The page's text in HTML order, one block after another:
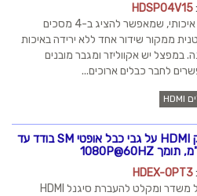
מפצל איכותי, שמאפשר להציג ב-4 מסכים
באיכות
מובנים
מרחיק HDMI על גבי כבל אופטי SM בודד עד
סט של משדר ומקלט להעברת סיגנל HDMI